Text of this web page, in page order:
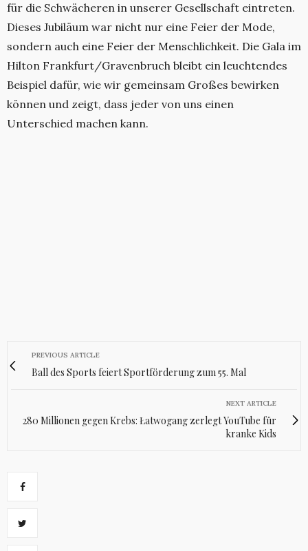
für die Schwächeren in unserer Gesellschaft eintreten.
Dieses Jubiläum war nicht nur eine Feier der Mode,
sondern auch eine Feier der Menschlichkeit. Die Gala im
Hilton Frankfurt/Gravenbruch bleibt ein leuchtendes
Beispiel dafür, wie wir gemeinsam Großes bewirken
können und zeigt, dass jeder von uns einen
Unterschied machen kann.
PREVIOUS ARTICLE
Ball des Sports feiert Sportförderung zum 55. Mal
NEXT ARTICLE
280 Millionen gegen Krebs: Łatwogang zerlegt YouTube für
kranke Kids